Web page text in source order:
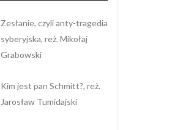
Zesłanie, czyli anty-tragedia
syberyjska, reż. Mikołaj
Grabowski
Kim jest pan Schmitt?, reż.
Jarosław Tumidajski